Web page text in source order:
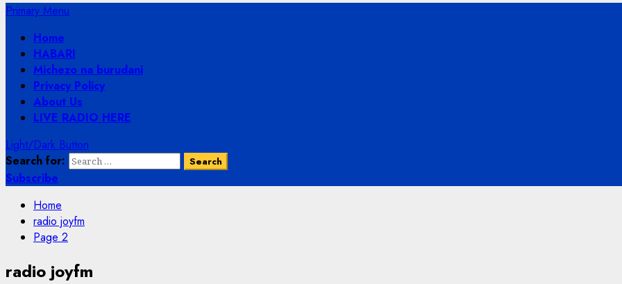
Primary Menu
Home
HABARI
Michezo na burudani
Privacy Policy
About Us
LIVE RADIO HERE
Light/Dark Button
Search for:
Subscribe
Home
radio joyfm
Page 2
radio joyfm